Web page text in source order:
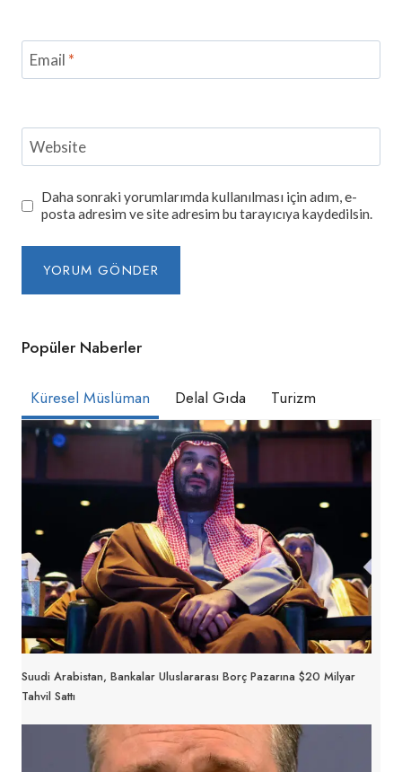
Email *
Website
Daha sonraki yorumlarımda kullanılması için adım, e-
posta adresim ve site adresim bu tarayıcıya kaydedilsin.
Popüler Naberler
Küresel Müslüman Delal Gıda Turizm
Suudi Arabistan, Bankalar Uluslararası Borç Pazarına $20 Milyar
Tahvil Sattı